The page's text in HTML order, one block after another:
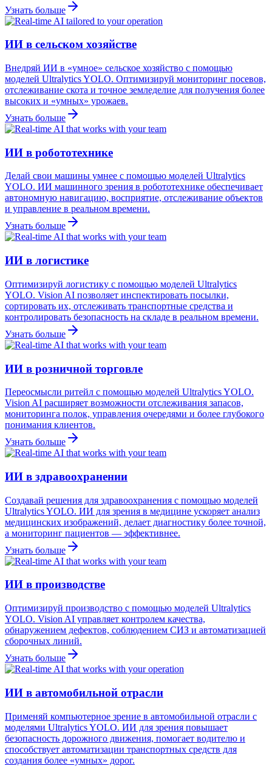
Узнать больше
ИИ в сельском хозяйстве
Внедряй ИИ в «умное» сельское хозяйство с помощью
моделей Ultralytics YOLO. Оптимизируй мониторинг посевов,
отслеживание скота и точное земледелие для получения более
высоких и «умных» урожаев.
Узнать больше
ИИ в робототехнике
Делай свои машины умнее с помощью моделей Ultralytics
YOLO. ИИ машинного зрения в робототехнике обеспечивает
автономную навигацию, восприятие, отслеживание объектов
и управление в реальном времени.
Узнать больше
ИИ в логистике
Оптимизируй логистику с помощью моделей Ultralytics
YOLO. Vision AI позволяет инспектировать посылки,
сортировать их, отслеживать транспортные средства и
контролировать безопасность на складе в реальном времени.
Узнать больше
ИИ в розничной торговле
Переосмысли ритейл с помощью моделей Ultralytics YOLO.
Vision AI расширяет возможности отслеживания запасов,
мониторинга полок, управления очередями и более глубокого
понимания клиентов.
Узнать больше
ИИ в здравоохранении
Создавай решения для здравоохранения с помощью моделей
Ultralytics YOLO. ИИ для зрения в медицине ускоряет анализ
медицинских изображений, делает диагностику более точной,
а мониторинг пациентов — эффективнее.
Узнать больше
ИИ в производстве
Оптимизируй производство с помощью моделей Ultralytics
YOLO. Vision AI управляет контролем качества,
обнаружением дефектов, соблюдением СИЗ и автоматизацией
сборочных линий.
Узнать больше
ИИ в автомобильной отрасли
Применяй компьютерное зрение в автомобильной отрасли с
моделями Ultralytics YOLO. ИИ для зрения повышает
безопасность дорожного движения, помогает водителю и
способствует автоматизации транспортных средств для
создания более «умных» дорог.